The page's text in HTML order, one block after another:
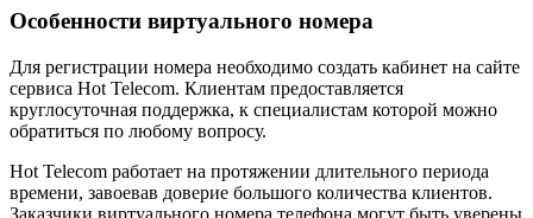
Особенности виртуального номера
Для регистрации номера необходимо создать кабинет на сайте
сервиса Hot Telecom. Клиентам предоставляется
круглосуточная поддержка, к специалистам которой можно
обратиться по любому вопросу.
Hot Telecom работает на протяжении длительного периода
времени, завоевав доверие большого количества клиентов.
Заказчики виртуального номера телефона могут быть уверены